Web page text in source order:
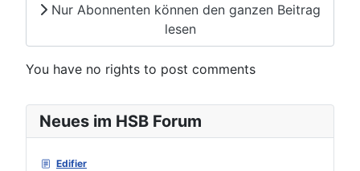
Neues im HSB Forum
Edifier
Nur Abonnenten können den ganzen Beitrag
lesen
You have no rights to post comments